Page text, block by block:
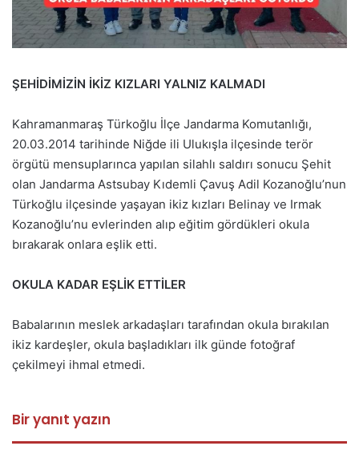
ŞEHİDİMİZİN İKİZ KIZLARI YALNIZ KALMADI
Kahramanmaraş Türkoğlu İlçe Jandarma Komutanlığı,
20.03.2014 tarihinde Niğde ili Ulukışla ilçesinde terör
örgütü mensuplarınca yapılan silahlı saldırı sonucu Şehit
olan Jandarma Astsubay Kıdemli Çavuş Adil Kozanoğlu’nun
Türkoğlu ilçesinde yaşayan ikiz kızları Belinay ve Irmak
Kozanoğlu’nu evlerinden alıp eğitim gördükleri okula
bırakarak onlara eşlik etti.
OKULA KADAR EŞLİK ETTİLER
Babalarının meslek arkadaşları tarafından okula bırakılan
ikiz kardeşler, okula başladıkları ilk günde fotoğraf
çekilmeyi ihmal etmedi.
Bir yanıt yazın